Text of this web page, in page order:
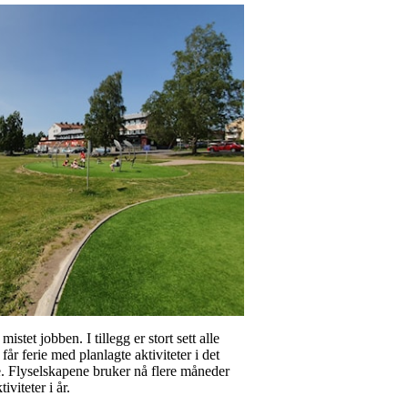
jobben. I tillegg er stort sett alle
ferie med planlagte aktiviteter i det
bruker nå flere måneder
i år.